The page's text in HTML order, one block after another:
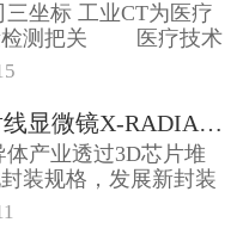
标 工业CT为医疗
检测把关 医疗技术
蔡司X射线显微镜X-RADIA半...
业透过3D芯片堆
装规格，发展新封装
方...